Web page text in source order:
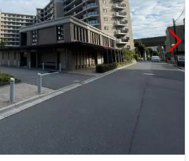
住宅ロー
ンシミュ
レーショ
ン
ラス（お
ラム）
周辺相場
検索
住まい1プ
ラス（お
役立ちコ
ラム）
売却ガイ
ド